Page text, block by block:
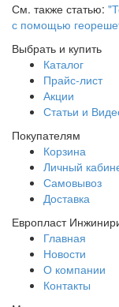
См. также статью:
с помощью
Выбрать и купить
Каталог
Прайс-лист
Акции
Статьи и
Покупателям
Корзина
Личный
Самовывоз
Доставка
Европласт
Главная
Новости
О компании
Контакты